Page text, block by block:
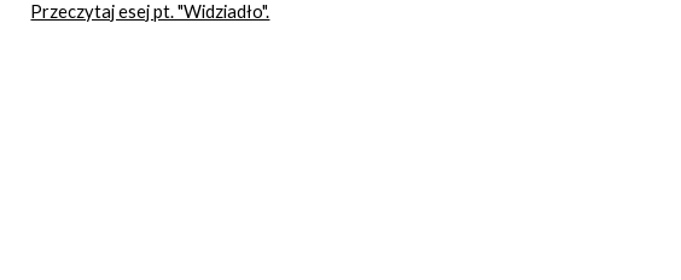
Przeczytaj esej pt. "Widziadło".